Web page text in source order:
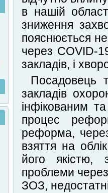
в нашій
зниження
пояснюється
через COVID-
закладів, і
Посадовець
закладів
інфікованим
процес
реформа,
взяття на
його якістю,
проблеми через
ЗОЗ,